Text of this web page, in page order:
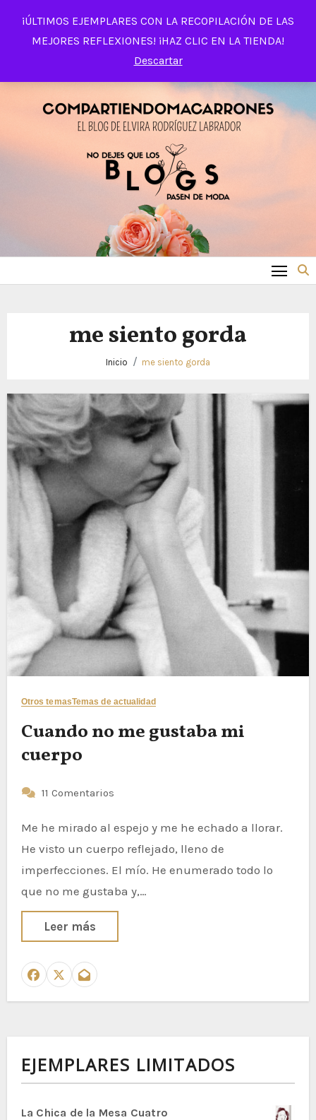
¡ÚLTIMOS EJEMPLARES CON LA RECOPILACIÓN DE LAS
MEJORES REFLEXIONES! ¡HAZ CLIC EN LA TIENDA!
Descartar
contenido
me siento gorda
Inicio me siento gorda
Otros temasTemas de actualidad
Cuando no me gustaba mi
cuerpo
11 Comentarios
Me he mirado al espejo y me he echado a llorar.
He visto un cuerpo reflejado, lleno de
imperfecciones. El mío. He enumerado todo lo
que no me gustaba y,…
Leer más
EJEMPLARES LIMITADOS
La Chica de la Mesa Cuatro